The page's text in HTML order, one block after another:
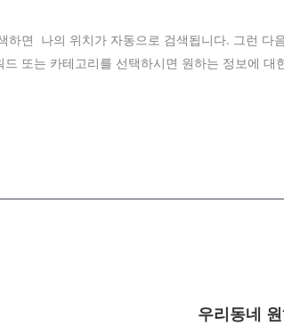
하면 나의 위치가 자동으로 검색됩니다. 그런 다
또는 카테고리를 선택하시면 원하는 정보에 대
우리동네